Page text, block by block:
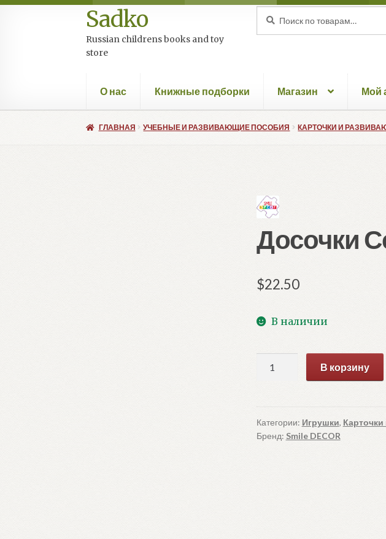
Перейти
к
навигации
Перейти
к
содержимому
Sadko
Russian childrens books and toy
store
О нас Книжные подборки Магазин Мой
ГЛАВНАЯ УЧЕБНЫЕ И РАЗВИВАЮЩИЕ ПОСОБИЯ КАРТОЧКИ И
Досочки
$22.50
В наличии
Сегена
В корзину
Категории: Игрушки,
Бренд: Smile DECOR